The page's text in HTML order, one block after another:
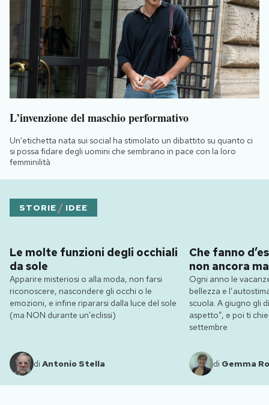
L’invenzione del maschio performativo
Un'etichetta nata sui social ha stimolato un dibattito su quanto ci
si possa fidare degli uomini che sembrano in pace con la loro
femminilità
STORIE / IDEE
Le molte funzioni degli occhiali
da sole
Apparire misteriosi o alla moda, non farsi
riconoscere, nascondere gli occhi o le
emozioni, e infine ripararsi dalla luce del sole
(ma NON durante un’eclissi)
di Antonio Stella
Che fanno
non ancora
Ogni anno le
bellezza e
scuola. A giugno gli
aspetto”, e poi ti
settembre
di Gemma